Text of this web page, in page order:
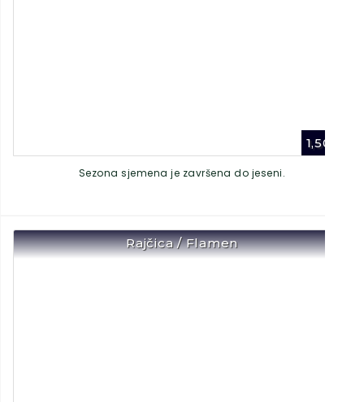
1,50
Sezona sjemena je završena do jeseni.
Rajčica / Flamen